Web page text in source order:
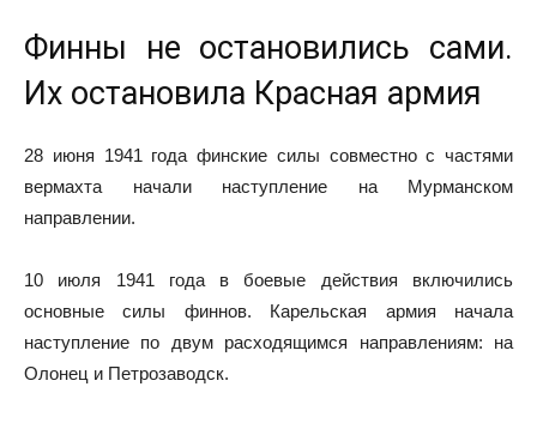
Финны не остановились сами.
Их остановила Красная армия
28 июня 1941 года финские силы совместно с частями
вермахта начали наступление на Мурманском
направлении.
10 июля 1941 года в боевые действия включились
основные силы финнов. Карельская армия начала
наступление по двум расходящимся направлениям: на
Олонец и Петрозаводск.